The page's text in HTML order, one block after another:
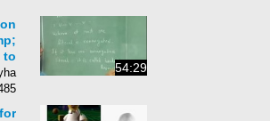
54:29
to
1485